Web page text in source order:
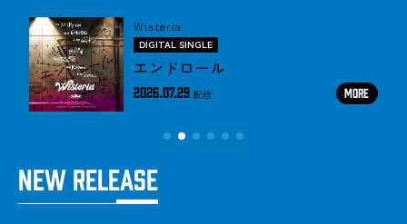
Wisteria
DIGITAL SINGLE
エンドロール
2026.07.29配信 MORE
NEW RELEASE